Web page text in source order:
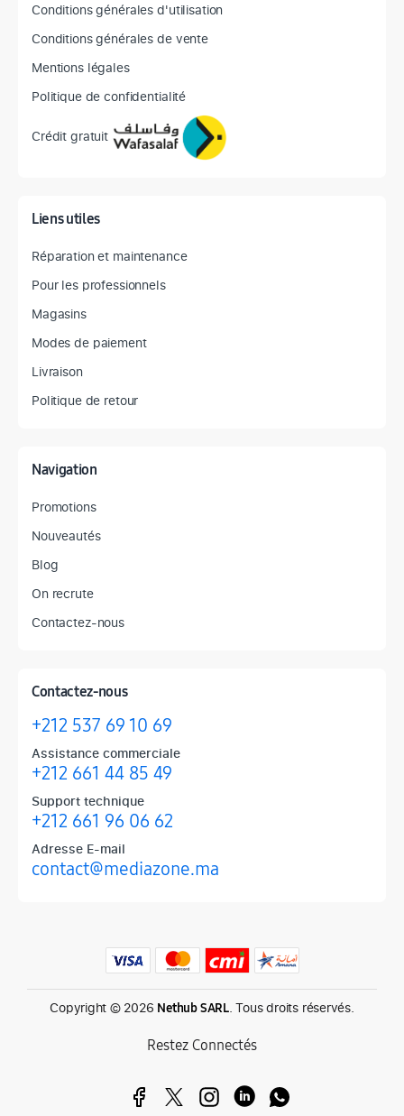
Conditions générales d'utilisation
Conditions générales de vente
Mentions légales
Politique de confidentialité
Crédit gratuit
Liens utiles
Réparation et maintenance
Pour les professionnels
Magasins
Modes de paiement
Livraison
Politique de retour
Navigation
Promotions
Nouveautés
Blog
On recrute
Contactez-nous
Contactez-nous
+212 537 69 10 69
Assistance commerciale
+212 661 44 85 49
Support technique
+212 661 96 06 62
Adresse E-mail
contact@mediazone.ma
Produits phares chez Mediazone
Retrouvez chez Mediazone les références incontournables :
Copyright © 2026 Nethub SARL. Tous droits réservés.
Restez Connectés